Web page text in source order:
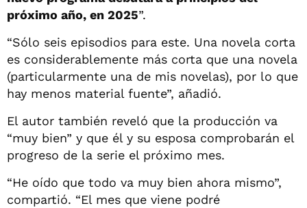
próximo año, en 2025”.
“Sólo seis episodios para este. Una novela corta
es considerablemente más corta que una novela
(particularmente una de mis novelas), por lo que
hay menos material fuente”, añadió.
El autor también reveló que la producción va
“muy bien” y que él y su esposa comprobarán el
progreso de la serie el próximo mes.
“He oído que todo va muy bien ahora mismo”,
compartió. “El mes que viene podré